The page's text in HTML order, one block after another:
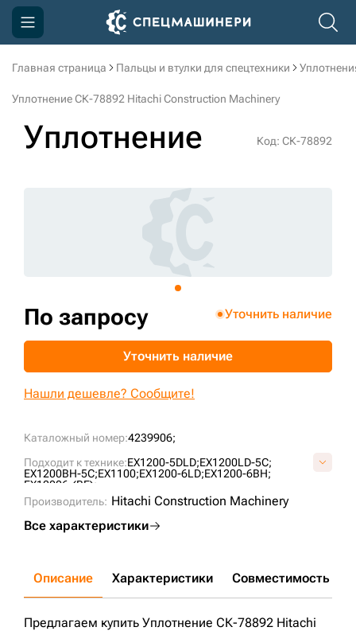
Главная страница Пальцы и втулки для спецтехники
Уплотнение СК-78892 Hitachi Construction Machinery
Уплотнение Код: СК-78892
Каталожный номер:4239906;
Подходит к технике:EX1200-5DLD;EX1200LD-5C;
EX1200BH-5C;EX1100;EX1200-6LD;EX1200-6BH;
EX12006-(BE);
Производитель: Hitachi Construction Machinery
Все характеристики
По запросу Уточнить наличие
Уточнить наличие
Нашли дешевле? Сообщите!
Описание Характеристики Совместимость
Предлагаем купить Уплотнение СК-78892 Hitachi
Компания
Доставка и оплата
+7 (499) 394-50-93